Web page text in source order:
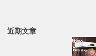
近期文章